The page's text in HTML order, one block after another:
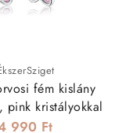
fém kislány
pink kristályokkal
990 Ft